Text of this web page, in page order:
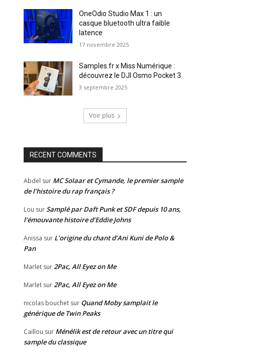
OneOdio Studio Max 1 : un
casque bluetooth ultra faible
latence
17 novembre 2025
Samples.fr x Miss Numérique :
découvrez le DJI Osmo Pocket 3
3 septembre 2025
Voir plus
RECENT COMMENTS
Abdel sur MC Solaar et Cymande, le premier sample
de l’histoire du rap français ?
Lou surSamplé par Daft Punk et SDF depuis 10 ans,
l’émouvante histoire d’Eddie Johns
Anissa sur L’origine du chant d’Ani Kuni de Polo &
Pan
Marlet sur2Pac, All Eyez on Me
Marlet sur2Pac, All Eyez on Me
nicolas bouchet sur Quand Moby samplait le
générique de Twin Peaks
Caillou sur Ménélik est de retour avec un titre qui
sample du classique